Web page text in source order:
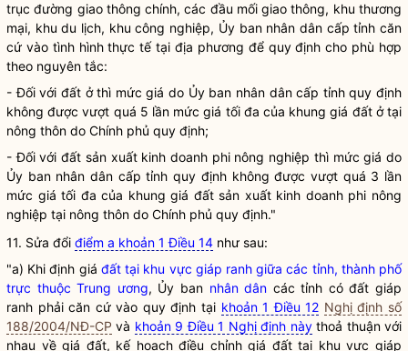
trục đường giao thông chính, các đầu mối giao thông, khu thương
mại, khu du lịch, khu công nghiệp, Ủy ban nhân dân cấp tỉnh căn
cứ vào tình hình thực tế tại địa phương để quy định cho phù hợp
theo nguyên tắc:
- Đối với đất ở thì mức giá do Ủy ban nhân dân cấp tỉnh quy định
không được vượt quá 5 lần mức giá tối đa của khung giá đất ở tại
nông thôn do Chính phủ quy định;
- Đối với đất sản xuất kinh doanh phi nông nghiệp thì mức giá do
Ủy ban nhân dân cấp tỉnh quy định không được vượt quá 3 lần
mức giá tối đa của khung giá đất sản xuất kinh doanh phi nông
nghiệp tại nông thôn do Chính phủ quy định."
11. Sửa đổi điểm a khoản 1 Điều 14 như sau:
"a) Khi định giá đất tại khu vực giáp ranh giữa các tỉnh, thành phố
trực thuộc Trung ương, Ủy ban nhân dân các tỉnh có đất giáp
ranh phải căn cứ vào quy định tại khoản 1 Điều 12 Nghị định số
188/2004/NĐ-CP và khoản 9 Điều 1 Nghị định nàythoả thuận với
nhau về giá đất, kế hoạch điều chỉnh giá đất tại khu vực giáp